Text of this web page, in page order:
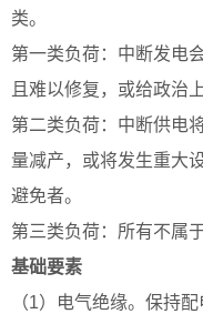
类。
第一类负荷：中断发电
且难以修复，或给政治
第二类负荷：中断供电
量减产，或将发生重大
避免者。
第三类负荷：所有不属
基础要素
（1）电气绝缘。保持